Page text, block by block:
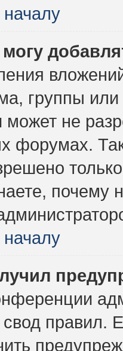
началу
группы или
не
форумах.
почему
началу
свод правил.